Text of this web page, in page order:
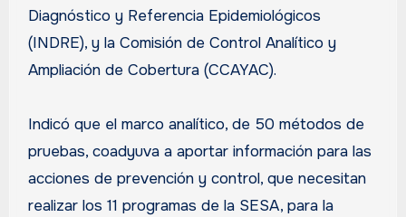
Diagnóstico y Referencia Epidemiológicos
(INDRE), y la Comisión de Control Analítico y
Ampliación de Cobertura (CCAYAC).
Indicó que el marco analítico, de 50 métodos de
pruebas, coadyuva a aportar información para las
acciones de prevención y control, que necesitan
realizar los 11 programas de la SESA, para la